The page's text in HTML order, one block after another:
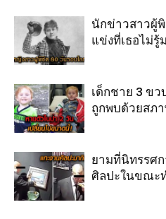
นักข่าวสาวผู้
แข่งที่เธอไม่รู้
เด็กชาย 3 ข
ถูกพบด้วยสภ
ยามที่นิทรรศ
ศิลปะในขณะ